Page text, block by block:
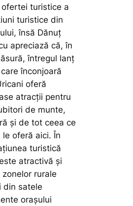
ofertei turistice a
turistice din
însă Dănuț
apreciază că, în
întregul lanț
înconjoară
oferă
atracții pentru
de munte,
și de tot ceea ce
le oferă aici. În
turistică
atractivă și
rurale
din satele
orașului